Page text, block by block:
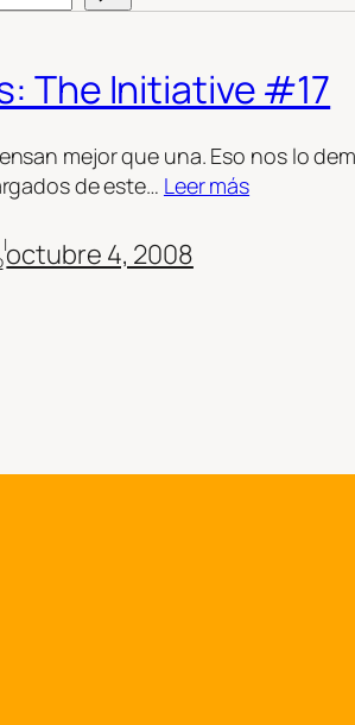
The Initiative #17
mejor que una. Eso nos lo
de este… Leer más
|octubre 4, 2008